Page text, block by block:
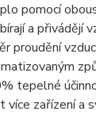
pomocí
a přivádějí
proudění
tepelné
zařízení a